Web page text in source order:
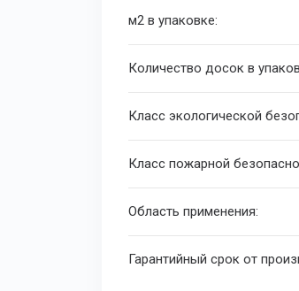
м2 в упаковке:
Количество досок в
Класс экологической
Класс пожарной
Область применения:
Гарантийный срок от